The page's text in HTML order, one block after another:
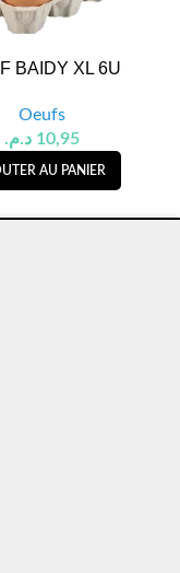
BAIDY XL 6U
Oeufs
10,95 د.م.
AU PANIER